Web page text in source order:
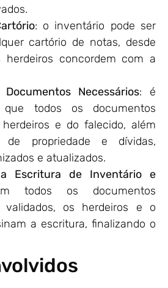
: o inventário pode ser
cartório de notas, desde
herdeiros concordem com a
Necessários: é
que todos os documentos
e do falecido, além
de propriedade e dívidas,
e atualizados.
Escritura de Inventário e
todos os documentos
validados, os herdeiros e o
a escritura, finalizando o